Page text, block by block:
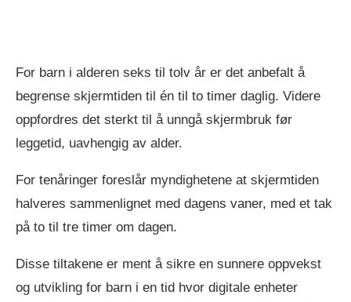
For barn i alderen seks til tolv år er det anbefalt å
begrense skjermtiden til én til to timer daglig. Videre
oppfordres det sterkt til å unngå skjermbruk før
leggetid, uavhengig av alder.
For tenåringer foreslår myndighetene at skjermtiden
halveres sammenlignet med dagens vaner, med et tak
på to til tre timer om dagen.
Disse tiltakene er ment å sikre en sunnere oppvekst
og utvikling for barn i en tid hvor digitale enheter